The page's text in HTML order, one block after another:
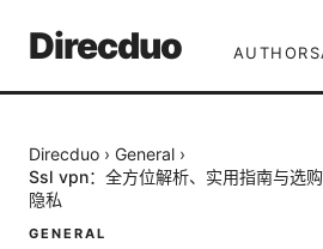
Direcduo AUTHORS
Direcduo › General ›
Ssl vpn：全方位解析、实用指南与选
隐私
GENERAL